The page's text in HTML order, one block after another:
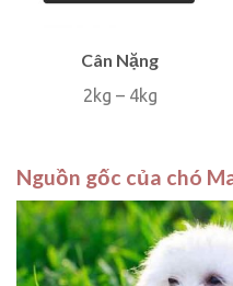
Cân Nặng
2kg – 4kg
Nguồn gốc của chó